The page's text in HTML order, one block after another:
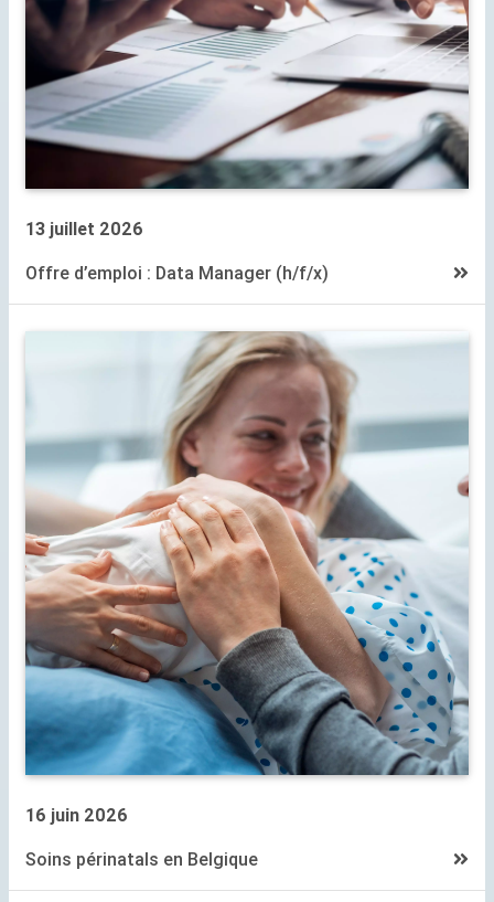
13 juillet 2026
Offre d’emploi : Data Manager (h/f/x)
16 juin 2026
Soins périnatals en Belgique